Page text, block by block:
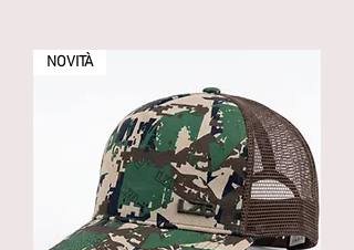
NOVITÀ